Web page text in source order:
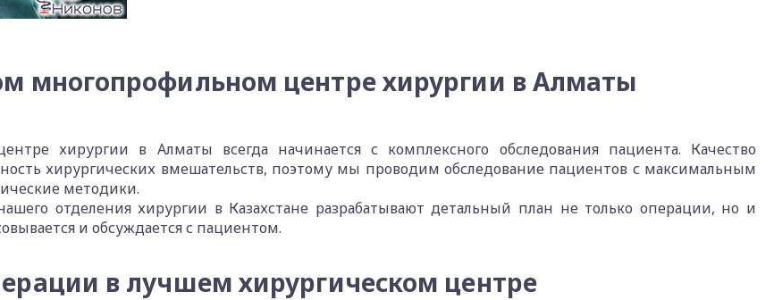
многопрофильном центре хирургии в Алматы
хирургии в Алматы всегда начинается с комплексного обследования пациента. Качество
хирургических вмешательств, поэтому мы проводим обследование пациентов с максимальным
методики.
отделения хирургии в Казахстане разрабатывают детальный план не только операции, но и
и обсуждается с пациентом.
в лучшем хирургическом центре